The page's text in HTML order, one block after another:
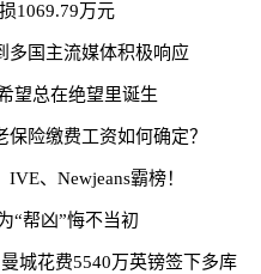
1069.79万元
多国主流媒体积极响应
望总在绝望里诞生
险缴费工资如何确定？
、Newjeans霸榜！
“帮凶”悔不当初
城花费5540万英镑签下多库